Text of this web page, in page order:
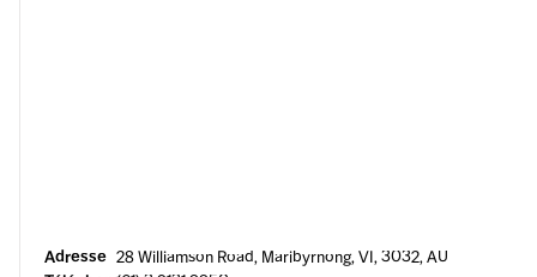
Adresse 28 Williamson Road, Maribyrnong, VI, 3032, AU